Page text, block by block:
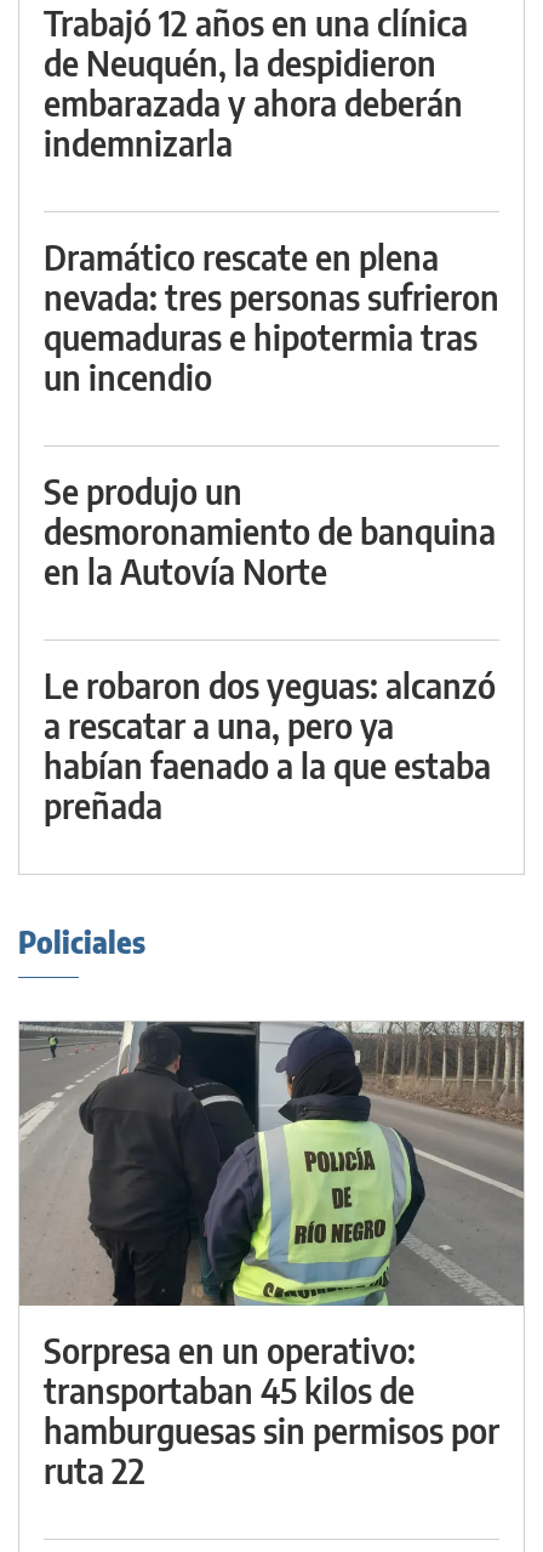
Trabajó 12 años en una clínica
de Neuquén, la despidieron
embarazada y ahora deberán
indemnizarla
Dramático rescate en plena
nevada: tres personas sufrieron
quemaduras e hipotermia tras
un incendio
Se produjo un
desmoronamiento de banquina
en la Autovía Norte
Le robaron dos yeguas: alcanzó
a rescatar a una, pero ya
habían faenado a la que estaba
preñada
Policiales
Sorpresa en un operativo:
transportaban 45 kilos de
hamburguesas sin permisos por
ruta 22